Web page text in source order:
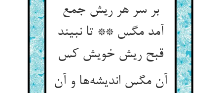
بر سر هر ریش جمع
آمد مگس ** تا نبیند
آن مگس اندیشه‌‌ها و آن